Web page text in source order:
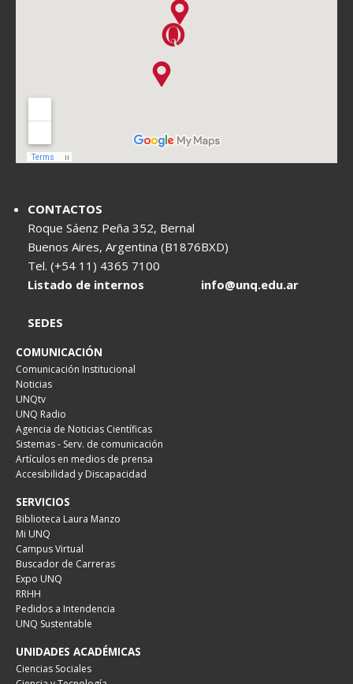
CONTACTOS
Roque Sáenz Peña 352, Bernal
Buenos Aires, Argentina (B1876BXD)
Tel. (+54 11) 4365 7100
Listado de internos
info@unq.edu.ar
SEDES
COMUNICACIÓN
Comunicación Institucional
Noticias
UNQtv
UNQ Radio
Agencia de Noticias Científicas
Sistemas - Serv. de comunicación
Artículos en medios de prensa
Accesibilidad y Discapacidad
SERVICIOS
Biblioteca Laura Manzo
Mi UNQ
Campus Virtual
Buscador de Carreras
Expo UNQ
RRHH
Pedidos a Intendencia
UNQ Sustentable
UNIDADES ACADÉMICAS
Ciencias Sociales